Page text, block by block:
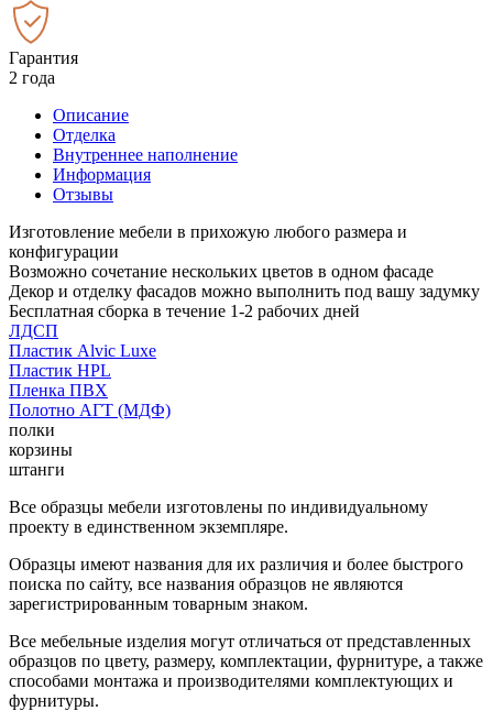
Гарантия
2 года
Описание
Отделка
Внутреннее наполнение
Информация
Отзывы
Изготовление мебели в прихожую любого размера и
конфигурации
Возможно сочетание нескольких цветов в одном фасаде
Декор и отделку фасадов можно выполнить под вашу задумку
Бесплатная сборка в течение 1-2 рабочих дней
ЛДСП
Пластик Alvic Luxe
Пластик HPL
Пленка ПВХ
Полотно АГТ (МДФ)
полки
корзины
штанги
Все образцы мебели изготовлены по индивидуальному
проекту в единственном экземпляре.
Образцы имеют названия для их различия и более быстрого
поиска по сайту, все названия образцов не являются
зарегистрированным товарным знаком.
Все мебельные изделия могут отличаться от представленных
образцов по цвету, размеру, комплектации, фурнитуре, а также
способами монтажа и производителями комплектующих и
фурнитуры.